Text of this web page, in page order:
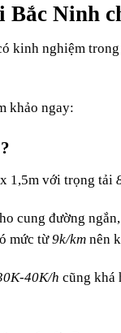
Bắc Ninh
kinh nghiệm
khảo ngay:
1,5m với trọng tải
cung đường
mức từ9k/km nên
40K/h cũng khá